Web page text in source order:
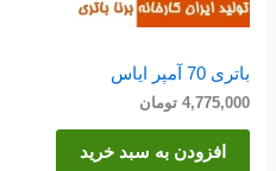
باتری 70 آمپر ایاس
4,775,000 تومان
افزودن به سبد خرید